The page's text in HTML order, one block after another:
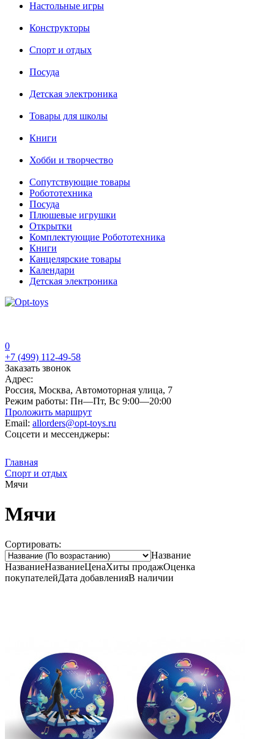
Настольные игры
Конструкторы
Спорт и отдых
Посуда
Детская электроника
Товары для школы
Книги
Хобби и творчество
Сопутствующие товары
Робототехника
Посуда
Плюшевые игрушки
Открытки
Комплектующие Робототехника
Книги
Канцелярские товары
Календари
Детская электроника
0
+7 (499) 112-49-58
Заказать звонок
Адрес:
Россия, Москва, Автомоторная улица, 7
Режим работы: Пн—Пт, Вс 9:00—20:00
Проложить маршрут
Email: allorders@opt-toys.ru
Соцсети и мессенджеры:
Главная
Спорт и отдых
Мячи
Мячи
Сортировать:
Название
НазваниеНазваниеЦенаХиты продажОценка
покупателейДата добавленияВ наличии